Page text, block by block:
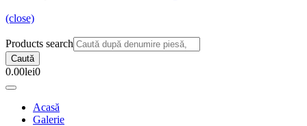
(close)
Products search
Caută
0.00lei0
Acasă
Galerie